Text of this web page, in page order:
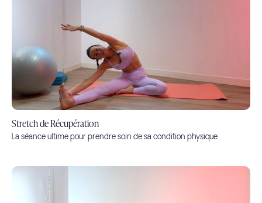
Stretch de Récupération
La séance ultime pour prendre soin de sa condition physique